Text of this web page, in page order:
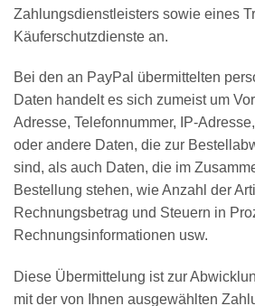
Zahlungsdienstleisters sowie eines
Käuferschutzdienste an.
Bei den an PayPal übermittelten
Daten handelt es sich zumeist um
Adresse, Telefonnummer, IP-
oder andere Daten, die zur
sind, als auch Daten, die im
Bestellung stehen, wie Anzahl der
Rechnungsbetrag und Steuern in
Rechnungsinformationen usw.
Diese Übermittelung ist zur
mit der von Ihnen ausgewählten